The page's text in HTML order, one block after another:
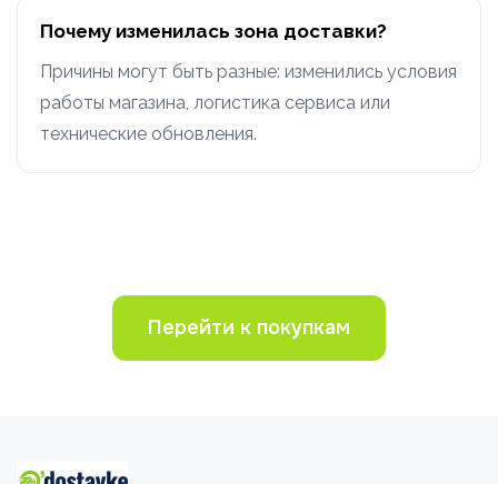
Почему изменилась зона доставки?
Причины могут быть разные: изменились условия
работы магазина, логистика сервиса или
технические обновления.
Перейти к покупкам